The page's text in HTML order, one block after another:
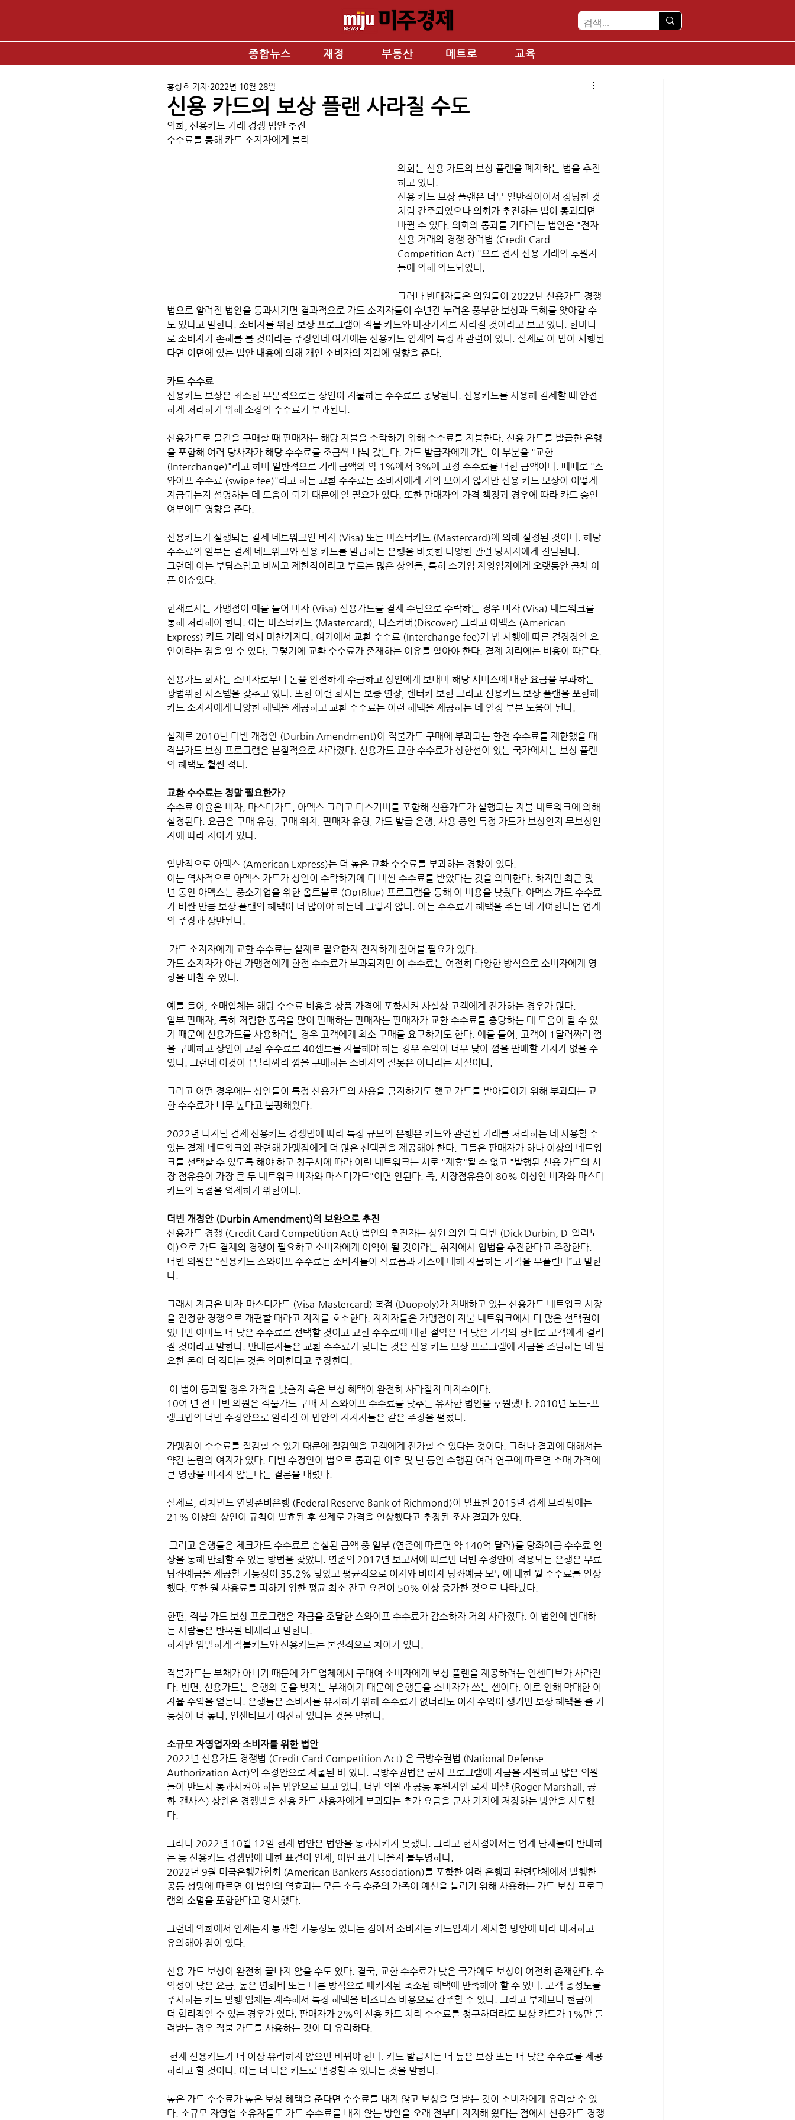
종합뉴스 재정 부동산 메트로 교육
신용 카드의 보상 플랜 사라질 수도
홍성호 기자 2022년 10월 28일
의회, 신용카드 거래 경쟁 법안 추진
수수료를 통해 카드 소지자에게 불리
의회는 신용 카드의 보상 플랜을 폐지하는 법을 추진
하고 있다.
신용 카드 보상 플랜은 너무 일반적이어서 정당한 것
처럼 간주되었으나 의회가 추진하는 법이 통과되면
바뀔 수 있다. 의회의 통과를 기다리는 법안은 "전자
신용 거래의 경쟁 장려볍 (Credit Card
Competition Act) "으로 전자 신용 거래의 후원자
들에 의해 의도되었다.
그러나 반대자들은 의원들이 2022년 신용카드 경쟁
법으로 알려진 법안을 통과시키면 결과적으로 카드 소지자들이 수년간 누려온 풍부한 보상과 특혜를 앗아갈 수
도 있다고 말한다. 소비자를 위한 보상 프로그램이 직불 카드와 마찬가지로 사라질 것이라고 보고 있다. 한마디
로 소비자가 손해를 볼 것이라는 주장인데 여기에는 신용카드 업계의 특징과 관련이 있다. 실제로 이 법이 시행된
다면 이면에 있는 법안 내용에 의해 개인 소비자의 지갑에 영향을 준다.
카드 수수료
신용카드 보상은 최소한 부분적으로는 상인이 지불하는 수수료로 충당된다. 신용카드를 사용해 결제할 때 안전
하게 처리하기 위해 소정의 수수료가 부과된다.
신용카드로 물건을 구매할 때 판매자는 해당 지불을 수락하기 위해 수수료를 지불한다. 신용 카드를 발급한 은행
을 포함해 여러 당사자가 해당 수수료를 조금씩 나눠 갖는다. 카드 발급자에게 가는 이 부분을 "교환
(Interchange)"라고 하며 일반적으로 거래 금액의 약 1%에서 3%에 고정 수수료를 더한 금액이다. 때때로 "스
와이프 수수료 (swipe fee)"라고 하는 교환 수수료는 소비자에게 거의 보이지 않지만 신용 카드 보상이 어떻게
지급되는지 설명하는 데 도움이 되기 때문에 알 필요가 있다. 또한 판매자의 가격 책정과 경우에 따라 카드 승인
여부에도 영향을 준다.
신용카드가 실행되는 결제 네트워크인 비자 (Visa) 또는 마스터카드 (Mastercard)에 의해 설정된 것이다. 해당
수수료의 일부는 결제 네트워크와 신용 카드를 발급하는 은행을 비롯한 다양한 관련 당사자에게 전달된다.
그런데 이는 부담스럽고 비싸고 제한적이라고 부르는 많은 상인들, 특히 소기업 자영업자에게 오랫동안 골치 아
픈 이슈였다.
현재로서는 가맹점이 예를 들어 비자 (Visa) 신용카드를 결제 수단으로 수락하는 경우 비자 (Visa) 네트워크를
통해 처리해야 한다. 이는 마스터카드 (Mastercard), 디스커버(Discover) 그리고 아멕스 (American
Express) 카드 거래 역시 마찬가지다. 여기에서 교환 수수료 (Interchange fee)가 법 시행에 따른 결정정인 요
인이라는 점을 알 수 있다. 그렇기에 교환 수수료가 존재하는 이유를 알아야 한다. 결제 처리에는 비용이 따른다.
신용카드 회사는 소비자로부터 돈을 안전하게 수금하고 상인에게 보내며 해당 서비스에 대한 요금을 부과하는
광범위한 시스템을 갖추고 있다. 또한 이런 회사는 보증 연장, 렌터카 보험 그리고 신용카드 보상 플랜을 포함해
카드 소지자에게 다양한 혜택을 제공하고 교환 수수료는 이런 혜택을 제공하는 데 일정 부분 도움이 된다.
실제로 2010년 더빈 개정안 (Durbin Amendment)이 직불카드 구매에 부과되는 환전 수수료를 제한했을 때
직불카드 보상 프로그램은 본질적으로 사라졌다. 신용카드 교환 수수료가 상한선이 있는 국가에서는 보상 플랜
의 혜택도 훨씬 적다.
교환 수수료는 정말 필요한가?
수수료 이율은 비자, 마스터카드, 아멕스 그리고 디스커버를 포함해 신용카드가 실행되는 지불 네트워크에 의해
설정된다. 요금은 구매 유형, 구매 위치, 판매자 유형, 카드 발급 은행, 사용 중인 특정 카드가 보상인지 무보상인
지에 따라 차이가 있다.
일반적으로 아멕스 (American Express)는 더 높은 교환 수수료를 부과하는 경향이 있다.
이는 역사적으로 아멕스 카드가 상인이 수락하기에 더 비싼 수수료를 받았다는 것을 의미한다. 하지만 최근 몇
년 동안 아멕스는 중소기업을 위한 옵트블루 (OptBlue) 프로그램을 통해 이 비용을 낮췄다. 아멕스 카드 수수료
가 비싼 만큼 보상 플랜의 혜택이 더 많아야 하는데 그렇지 않다. 이는 수수료가 혜택을 주는 데 기여한다는 업계
의 주장과 상반된다.
카드 소지자에게 교환 수수료는 실제로 필요한지 진지하게 짚어볼 필요가 있다.
카드 소지자가 아닌 가맹점에게 환전 수수료가 부과되지만 이 수수료는 여전히 다양한 방식으로 소비자에게 영
향을 미칠 수 있다.
예를 들어, 소매업체는 해당 수수료 비용을 상품 가격에 포함시켜 사실상 고객에게 전가하는 경우가 많다.
일부 판매자, 특히 저렴한 품목을 많이 판매하는 판매자는 판매자가 교환 수수료를 충당하는 데 도움이 될 수 있
기 때문에 신용카드를 사용하려는 경우 고객에게 최소 구매를 요구하기도 한다. 예를 들어, 고객이 1달러짜리 껌
을 구매하고 상인이 교환 수수료로 40센트를 지불해야 하는 경우 수익이 너무 낮아 껌을 판매할 가치가 없을 수
있다. 그런데 이것이 1달러짜리 껌을 구매하는 소비자의 잘못은 아니라는 사실이다.
그리고 어떤 경우에는 상인들이 특정 신용카드의 사용을 금지하기도 했고 카드를 받아들이기 위해 부과되는 교
환 수수료가 너무 높다고 불평해왔다.
2022년 디지털 결제 신용카드 경쟁법에 따라 특정 규모의 은행은 카드와 관련된 거래를 처리하는 데 사용할 수
있는 결제 네트워크와 관련해 가맹점에게 더 많은 선택권을 제공해야 한다. 그들은 판매자가 하나 이상의 네트워
크를 선택할 수 있도록 해야 하고 청구서에 따라 이런 네트워크는 서로 "제휴"될 수 없고 "발행된 신용 카드의 시
장 점유율이 가장 큰 두 네트워크 비자와 마스터카드"이면 안된다. 즉, 시장점유율이 80% 이상인 비자와 마스터
카드의 독점을 억제하기 위함이다.
더빈 개정안 (Durbin Amendment)의 보완으로 추진
신용카드 경쟁 (Credit Card Competition Act) 법안의 추진자는 상원 의원 딕 더빈 (Dick Durbin, D-일리노
이)으로 카드 결제의 경쟁이 필요하고 소비자에게 이익이 될 것이라는 취지에서 입법을 추진한다고 주장한다.
더빈 의원은 “신용카드 스와이프 수수료는 소비자들이 식료품과 가스에 대해 지불하는 가격을 부풀린다”고 말한
다.
그래서 지금은 비자-마스터카드 (Visa-Mastercard) 복점 (Duopoly)가 지배하고 있는 신용카드 네트워크 시장
을 진정한 경쟁으로 개편할 때라고 지지를 호소한다. 지지자들은 가맹점이 지불 네트워크에서 더 많은 선택권이
있다면 아마도 더 낮은 수수료로 선택할 것이고 교환 수수료에 대한 절약은 더 낮은 가격의 형태로 고객에게 걸러
질 것이라고 말한다. 반대론자들은 교환 수수료가 낮다는 것은 신용 카드 보상 프로그램에 자금을 조달하는 데 필
요한 돈이 더 적다는 것을 의미한다고 주장한다.
이 법이 통과될 경우 가격을 낮출지 혹은 보상 혜택이 완전히 사라질지 미지수이다.
10여 년 전 더빈 의원은 직불카드 구매 시 스와이프 수수료를 낮추는 유사한 법안을 후원했다. 2010년 도드-프
랭크법의 더빈 수정안으로 알려진 이 법안의 지지자들은 같은 주장을 펼쳤다.
가맹점이 수수료를 절감할 수 있기 때문에 절감액을 고객에게 전가할 수 있다는 것이다. 그러나 결과에 대해서는
약간 논란의 여지가 있다. 더빈 수정안이 법으로 통과된 이후 몇 년 동안 수행된 여러 연구에 따르면 소매 가격에
큰 영향을 미치지 않는다는 결론을 내렸다.
실제로, 리치먼드 연방준비은행 (Federal Reserve Bank of Richmond)이 발표한 2015년 경제 브리핑에는
21% 이상의 상인이 규칙이 발효된 후 실제로 가격을 인상했다고 추정된 조사 결과가 있다.
상을 통해 만회할 수 있는 방법을 찾았다. 연준의 2017년 보고서에 따르면 더빈 수정안이 적용되는 은행은 무료
당좌예금을 제공할 가능성이 35.2% 낮았고 평균적으로 이자와 비이자 당좌예금 모두에 대한 월 수수료를 인상
했다. 또한 월 사용료를 피하기 위한 평균 최소 잔고 요건이 50% 이상 증가한 것으로 나타났다.
한편, 직불 카드 보상 프로그램은 자금을 조달한 스와이프 수수료가 감소하자 거의 사라졌다. 이 법안에 반대하
는 사람들은 반복될 태세라고 말한다.
하지만 엄밀하게 직불카드와 신용카드는 본질적으로 차이가 있다.
직불카드는 부채가 아니기 때문에 카드업체에서 구태여 소비자에게 보상 플랜을 제공하려는 인센티브가 사라진
다. 반면, 신용카드는 은행의 돈을 빚지는 부채이기 때문에 은행돈을 소비자가 쓰는 셈이다. 이로 인해 막대한 이
자율 수익을 얻는다. 은행들은 소비자를 유치하기 위해 수수료가 없더라도 이자 수익이 생기면 보상 혜택을 줄 가
능성이 더 높다. 인센티브가 여전히 있다는 것을 말한다.
소규모 자영업자와 소비자를 위한 법안
2022년 신용카드 경쟁법 (Credit Card Competition Act) 은 국방수권법 (National Defense
Authorization Act)의 수정안으로 제출된 바 있다. 국방수권법은 군사 프로그램에 자금을 지원하고 많은 의원
들이 반드시 통과시켜야 하는 법안으로 보고 있다. 더빈 의원과 공동 후원자인 로저 마샬 (Roger Marshall, 공
화-캔사스) 상원은 경쟁법을 신용 카드 사용자에게 부과되는 추가 요금을 군사 기지에 저장하는 방안을 시도했
다.
그러나 2022년 10월 12일 현재 법안은 법안을 통과시키지 못했다. 그리고 현시점에서는 업계 단체들이 반대하
는 등 신용카드 경쟁법에 대한 표결이 언제, 어떤 표가 나올지 불투명하다.
2022년 9월 미국은행가협회 (American Bankers Association)를 포함한 여러 은행과 관련단체에서 발행한
공동 성명에 따르면 이 법안의 역효과는 모든 소득 수준의 가족이 예산을 늘리기 위해 사용하는 카드 보상 프로그
램의 소멸을 포함한다고 명시했다.
그런데 의회에서 언제든지 통과할 가능성도 있다는 점에서 소비자는 카드업계가 제시할 방안에 미리 대처하고
유의해야 점이 있다.
신용 카드 보상이 완전히 끝나지 않을 수도 있다. 결국, 교환 수수료가 낮은 국가에도 보상이 여전히 존재한다. 수
익성이 낮은 요금, 높은 연회비 또는 다른 방식으로 패키지된 축소된 혜택에 만족해야 할 수 있다. 고객 충성도를
주시하는 카드 발행 업체는 계속해서 특정 혜택을 비즈니스 비용으로 간주할 수 있다. 그리고 부채보다 현금이
더 합리적일 수 있는 경우가 있다. 판매자가 2%의 신용 카드 처리 수수료를 청구하더라도 보상 카드가 1%만 돌
려받는 경우 직불 카드를 사용하는 것이 더 유리하다.
하려고 할 것이다. 이는 더 나은 카드로 변경할 수 있다는 것을 말한다.
높은 카드 수수료가 높은 보상 혜택을 준다면 수수료를 내지 않고 보상을 덜 받는 것이 소비자에게 유리할 수 있
다. 소규모 자영업 소유자들도 카드 수수료를 내지 않는 방안을 오래 전부터 지지해 왔다는 점에서 신용카드 경쟁